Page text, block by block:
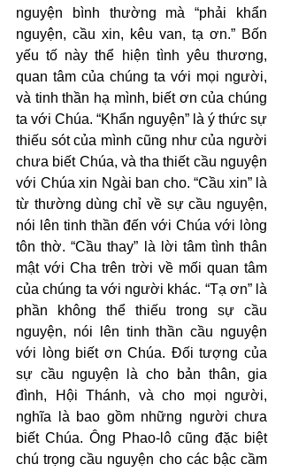
nguyện bình thường mà “phải khẩn
nguyện, cầu xin, kêu van, tạ ơn.” Bốn
yếu tố này thể hiện tình yêu thương,
quan tâm của chúng ta với mọi người,
và tinh thần hạ mình, biết ơn của chúng
ta với Chúa. “Khẩn nguyện” là ý thức sự
thiếu sót của mình cũng như của người
chưa biết Chúa, và tha thiết cầu nguyện
với Chúa xin Ngài ban cho. “Cầu xin” là
từ thường dùng chỉ về sự cầu nguyện,
nói lên tinh thần đến với Chúa với lòng
tôn thờ. “Cầu thay” là lời tâm tình thân
mật với Cha trên trời về mối quan tâm
của chúng ta với người khác. “Tạ ơn” là
phần không thể thiếu trong sự cầu
nguyện, nói lên tinh thần cầu nguyện
với lòng biết ơn Chúa. Đối tượng của
sự cầu nguyện là cho bản thân, gia
đình, Hội Thánh, và cho mọi người,
nghĩa là bao gồm những người chưa
biết Chúa. Ông Phao-lô cũng đặc biệt
chú trọng cầu nguyện cho các bậc cầm